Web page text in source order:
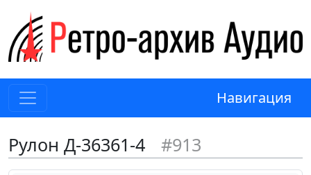
Навигация
Рулон Д-36361-4 #913